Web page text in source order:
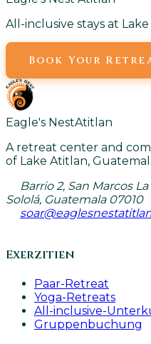
All-inclusive stays at
Book Your
Eagle's NestAtitlan
A retreat center and
of Lake Atitlan,
Barrio 2, San Marcos
Sololá, Guatemala 07010
Exerzitien
Paar-Retreat
Yoga-Retreats
All-inclusive-
Gruppenbuchung